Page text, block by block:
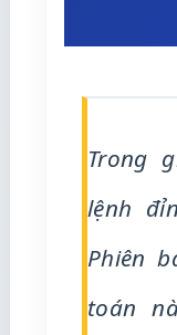
Trong
lệnh
Phiên
toán